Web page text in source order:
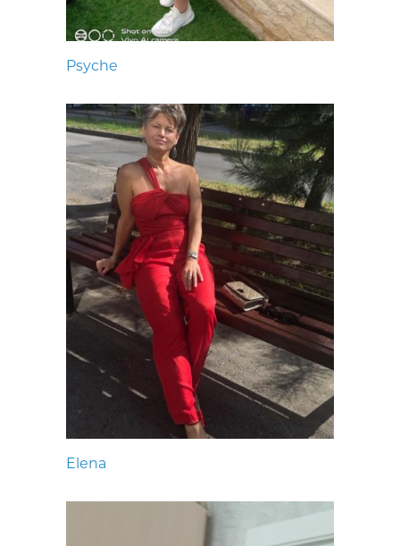
Psyche
Elena